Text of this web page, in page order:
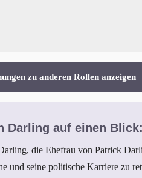
zu anderen Rollen anzeigen
Darling auf einen Blick:
die Ehefrau von Patrick
und seine politische Karriere zu